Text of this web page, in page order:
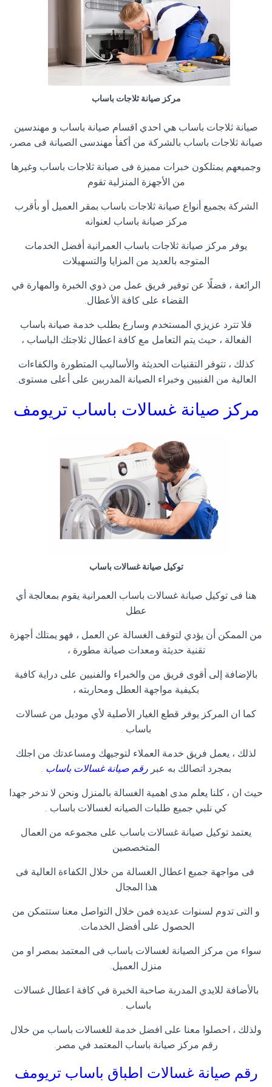
مركز صيانة ثلاجات باساب
صيانة ثلاجات باساب هي احدي اقسام صيانة باساب و مهندسين
صيانة ثلاجات باساب بالشركة من أكفأ مهندسى الصيانة فى مصر،
وجميعهم يمتلكون خبرات مميزة فى صيانة ثلاجات باساب وغيرها
من الأجهزة المنزلية تقوم
الشركة بجميع أنواع صيانة ثلاجات باساب بمقر العميل أو بأقرب
مركز صيانة باساب لعنوانه
يوفر مركز صيانة ثلاجات باساب العمرانية أفضل الخدمات
المتوجه بالعديد من المزايا والتسهيلات
الرائعة ، فضلًا عن توفير فريق عمل من ذوي الخبرة والمهارة في
القضاء على كافة الأعطال.
فلا تترد عزيزي المستخدم وسارع بطلب خدمة صيانة باساب
الفعالة ، حيث يتم التعامل مع كافة اعطال ثلاجتك الباساب ،
كذلك ، تتوفر التقنيات الحديثة والأساليب المتطورة والكفاءات
العالية من الفنيين وخبراء الصيانة المدربين على أعلى مستوى.
مركز صيانة غسالات باساب تريومف
توكيل صيانة غسالات باساب
هنا فى توكيل صيانة غسالات باساب العمرانية يقوم بمعالجة أي
عطل
من الممكن أن يؤدي لتوقف الغسالة عن العمل ، فهو يمتلك أجهزة
تقنية حديثة ومعدات صيانة مطورة ،
بالإضافة إلى أقوى فريق من والخبراء والفنيين على دراية كافية
بكيفية مواجهة العطل ومحاربته ،
كما ان المركز يوفر قطع الغيار الأصلية لأي موديل من غسالات
باساب .
لذلك ، يعمل فريق خدمة العملاء لتوجيهك ومساعدتك من اجلك
بمجرد اتصالك به عبر رقم صيانة غسالات باساب .
حيث ان ، كلنا يعلم مدى اهمية الغسالة بالمنزل ونحن لا ندخر جهدا
كي نلبي جميع طلبات الصيانه لغسالات باساب .
يعتمد توكيل صيانة غسالات باساب على مجموعه من العمال
المتخصصين
فى مواجهة جميع اعطال الغسالة من خلال الكفاءة العالية فى
هذا المجال
و التى تدوم لسنوات عديده فمن خلال التواصل معنا ستتمكن من
الحصول على أفضل الخدمات.
سواء من مركز الصيانة لغسالات باساب فى المعتمد بمصر او من
منزل العميل.
بالأضافة للايدي المدربة صاحبة الخبرة في كافة اعطال غسالات
باساب .
ولذلك ، احصلوا معنا على افضل خدمة للغسالات باساب من خلال
رقم مركز صيانة باساب المعتمد في مصر.
رقم صيانة غسالات اطباق باساب تريومف